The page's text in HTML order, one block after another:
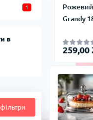
1
в
Рожевий
Grandy
259,00